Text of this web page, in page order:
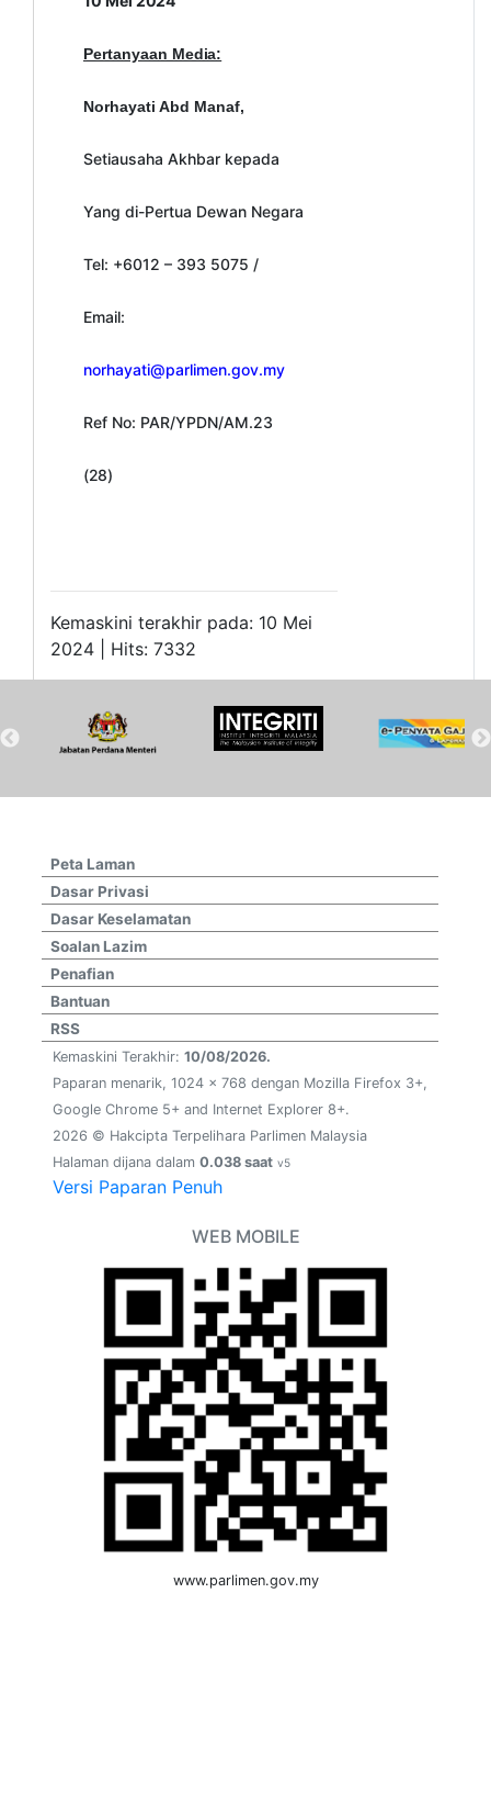
Pertanyaan Media:
Norhayati Abd Manaf,
Setiausaha Akhbar kepada
Yang di-Pertua Dewan Negara
Tel: +6012 – 393 5075 /
Email:
norhayati@parlimen.gov.my
Ref No: PAR/YPDN/AM.23
(28)
Kemaskini terakhir pada: 10 Mei
2024 | Hits: 7332
Peta Laman
Dasar Privasi
Dasar Keselamatan
Soalan Lazim
Penafian
Bantuan
RSS
Kemaskini Terakhir: 10/08/2026.
Paparan menarik, 1024 x 768 dengan Mozilla Firefox 3+,
Google Chrome 5+ and Internet Explorer 8+.
2026 © Hakcipta Terpelihara Parlimen Malaysia
Halaman dijana dalam 0.038 saat v5
Versi Paparan Penuh
WEB MOBILE
www.parlimen.gov.my